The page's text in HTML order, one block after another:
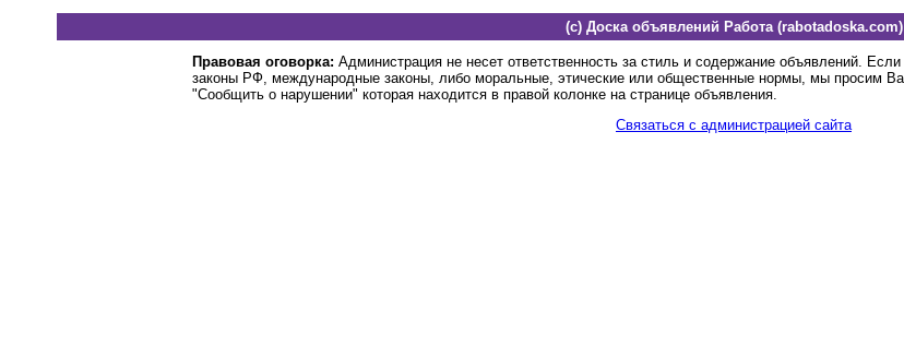
(c) Доска объявлений Работа (rabotadoska.com)
Правовая оговорка: Администрация не несет ответственность за стиль и содержание объявлений.
законы РФ, международные законы, либо моральные, этические или общественные нормы, мы просим
"Сообщить о нарушении" которая находится в правой колонке на странице объявления.
Связаться с администрацией сайта